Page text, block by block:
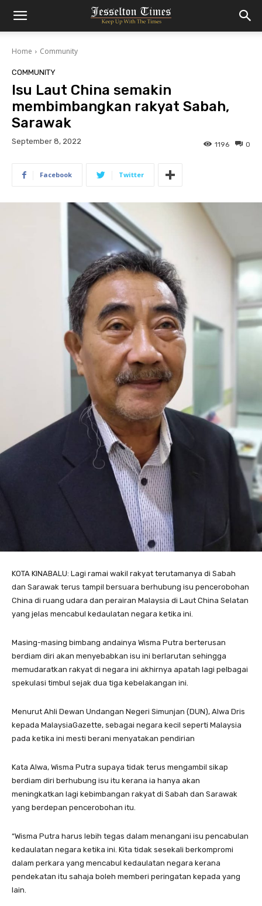
Home Community
COMMUNITY
Isu Laut China semakin
membimbangkan rakyat Sabah,
Sarawak
September 8, 2022 0
1196
Facebook Twitter
KOTA KINABALU: Lagi ramai wakil rakyat terutamanya di Sabah
dan Sarawak terus tampil bersuara berhubung isu pencerobohan
China di ruang udara dan perairan Malaysia di Laut China Selatan
yang jelas mencabul kedaulatan negara ketika ini.
Masing-masing bimbang andainya Wisma Putra berterusan
berdiam diri akan menyebabkan isu ini berlarutan sehingga
memudaratkan rakyat di negara ini akhirnya apatah lagi pelbagai
spekulasi timbul sejak dua tiga kebelakangan ini.
Menurut Ahli Dewan Undangan Negeri Simunjan (DUN), Alwa Dris
kepada MalaysiaGazette, sebagai negara kecil seperti Malaysia
pada ketika ini mesti berani menyatakan pendirian
Kata Alwa, Wisma Putra supaya tidak terus mengambil sikap
berdiam diri berhubung isu itu kerana ia hanya akan
meningkatkan lagi kebimbangan rakyat di Sabah dan Sarawak
yang berdepan pencerobohan itu.
“Wisma Putra harus lebih tegas dalam menangani isu pencabulan
kedaulatan negara ketika ini. Kita tidak sesekali berkompromi
dalam perkara yang mencabul kedaulatan negara kerana
pendekatan itu sahaja boleh memberi peringatan kepada yang
lain.